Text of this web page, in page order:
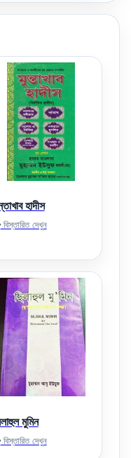
হাদীস
বিস্তারিত দেখুন
মুমিন
বিস্তারিত দেখুন